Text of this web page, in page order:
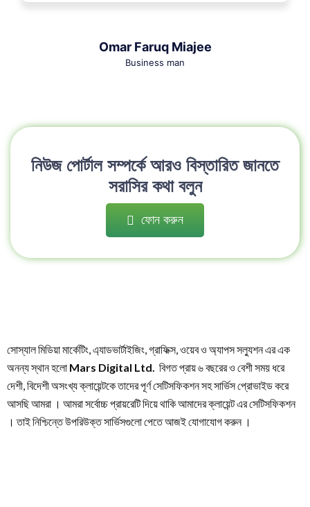
Omar Faruq Miajee
Business man
নিউজ পোর্টাল সম্পর্কে আরও বিস্তারিত জানতে
সরাসির কথা বলুন
ফোন করুন
সোস্যাল মিডিয়া মার্কেটিং, এ্যাডভার্টাইজিং, গ্রাফিক্স, ওয়েব ও অ্যাপস সল্যুশন এর এক
অনন্য স্থান হলো Mars Digital Ltd. বিগত প্রায় ৬ বছরের ও বেশী সময় ধরে
দেশী, বিদেশী অসংখ্য ক্লায়েন্টকে তাদের পূর্ণ সেটিসফিকশন সহ সার্ভিস প্রোভাইড করে
আসছি আমরা । আমরা সর্বোচ্চ প্রায়রেটি দিয়ে থাকি আমাদের ক্লায়েন্ট এর সেটিসফিকশন
। তাই নিশ্চিন্তে উপরিউক্ত সার্ভিসগুলো পেতে আজই যোগাযোগ করুন ।